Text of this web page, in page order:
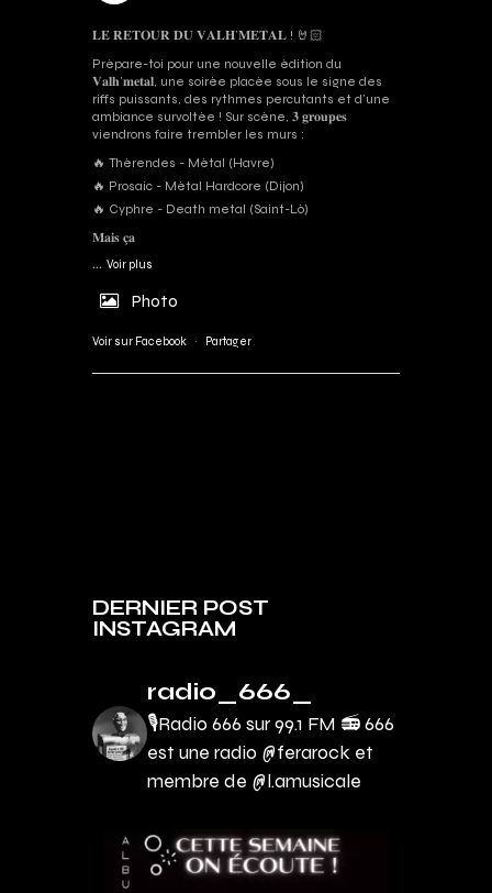
𝐋𝐄 𝐑𝐄𝐓𝐎𝐔𝐑 𝐃𝐔 𝐕𝐀𝐋𝐇’𝐌𝐄𝐓𝐀𝐋 ! 🤘🏻
Prépare-toi pour une nouvelle édition du
𝐕𝐚𝐥𝐡’𝐦𝐞𝐭𝐚𝐥, une soirée placée sous le signe des
riffs puissants, des rythmes percutants et d'une
ambiance survoltée ! Sur scène, 𝟑 𝐠𝐫𝐨𝐮𝐩𝐞𝐬
viendrons faire trembler les murs :
🔥 Thérendes - Métal (Havre)
🔥 Prosaic - Métal Hardcore (Dijon)
🔥 Cyphre - Death metal (Saint-Lô)
𝐌𝐚𝐢𝐬 𝐜̧𝐚
... Voir plus
Photo
Voir sur Facebook · Partager
DERNIER POST
INSTAGRAM
radio_666_
🎙Radio 666 sur 99.1 FM 📻666
est une radio @ferarock et
membre de @l.amusicale